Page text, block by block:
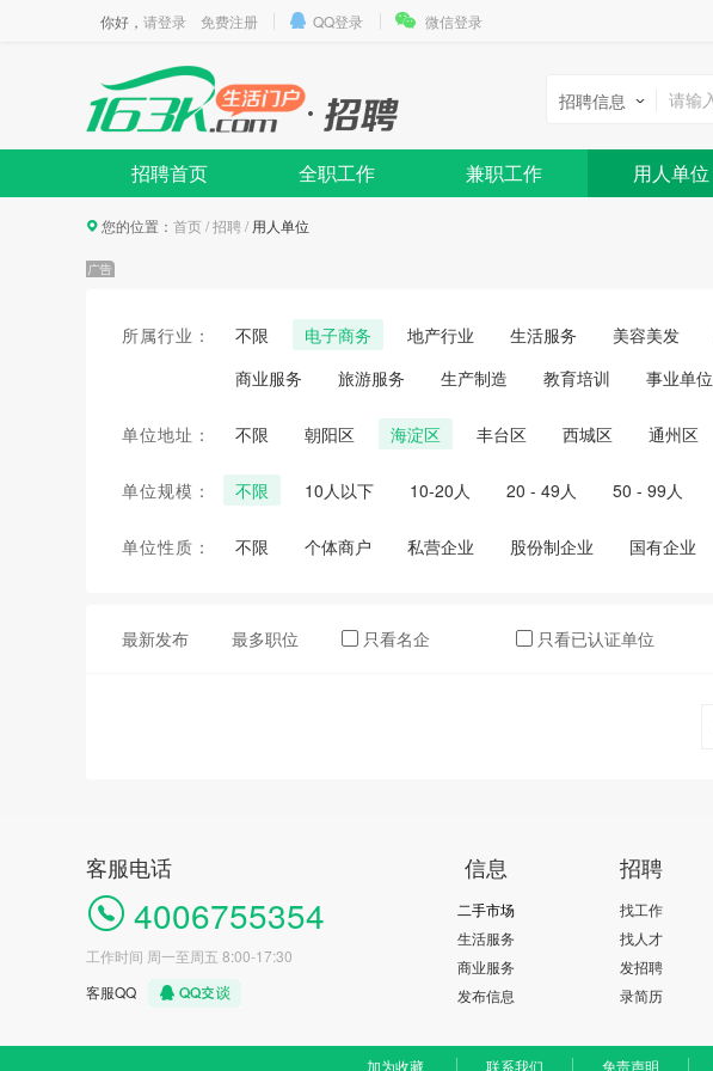
你好， 请登录 免费注册 QQ登录 微信登录
招聘信息
招聘首页 全职工作 兼职工作 用人单位
您的位置： 首页/招聘/ 用人单位
所属行业： 不限 电子商务 地产行业 生活服务 美容美发
商业服务
旅游服务 生产制造 教育培训 事业单位
单位地址： 不限 朝阳区 海淀区 丰台区 西城区 通州区
单位规模： 不限 10人以下 10-20人 20 - 49人 50 - 99人
单位性质： 不限 个体商户 私营企业 股份制企业 国有企业
最新发布 最多职位 只看名企 只看已认证单位
客服电话
4006755354
工作时间 周一至周五 8:00-17:30
客服QQ
信息
二手市场
生活服务
商业服务
发布信息
招聘
找工作
找人才
发招聘
录简历
加为收藏 联系我们 免责声明